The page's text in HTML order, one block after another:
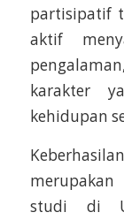
partisipatif
aktif
karakter
kehidupan
studi di